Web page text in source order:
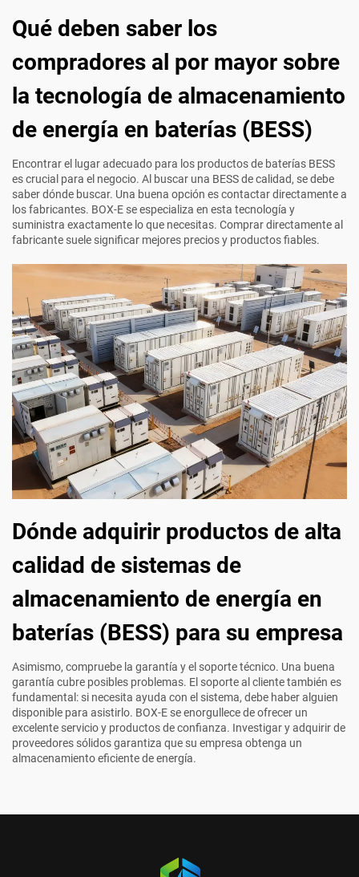
Qué deben saber los
compradores al por mayor sobre
la tecnología de almacenamiento
de energía en baterías (BESS)
Encontrar el lugar adecuado para los productos de baterías BESS
es crucial para el negocio. Al buscar una BESS de calidad, se debe
saber dónde buscar. Una buena opción es contactar directamente a
los fabricantes. BOX-E se especializa en esta tecnología y
suministra exactamente lo que necesitas. Comprar directamente al
fabricante suele significar mejores precios y productos fiables.
Dónde adquirir productos de alta
calidad de sistemas de
almacenamiento de energía en
baterías (BESS) para su empresa
Asimismo, compruebe la garantía y el soporte técnico. Una buena
garantía cubre posibles problemas. El soporte al cliente también es
fundamental: si necesita ayuda con el sistema, debe haber alguien
disponible para asistirlo. BOX-E se enorgullece de ofrecer un
excelente servicio y productos de confianza. Investigar y adquirir de
proveedores sólidos garantiza que su empresa obtenga un
almacenamiento eficiente de energía.